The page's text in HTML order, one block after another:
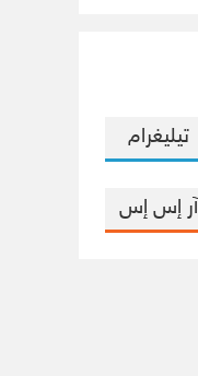
تيليغرام
آر إس إس